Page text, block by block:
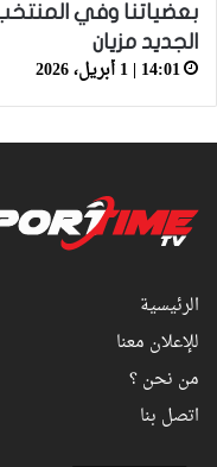
بعضياتنا وفي
الجديد مزيان
14:01 | 1 أبريل، 2026
الرئيسية
للإعلان معنا
من نحن ؟
اتصل بنا